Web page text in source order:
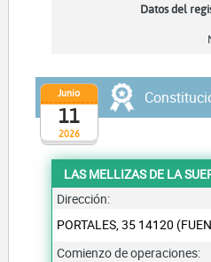
Datos del
2026
Junio
11
LAS MELLIZAS DE LA
Dirección:
PORTALES, 35 14120
Comienzo de operaciones: